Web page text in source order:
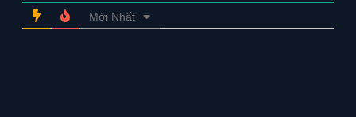
Mới Nhất